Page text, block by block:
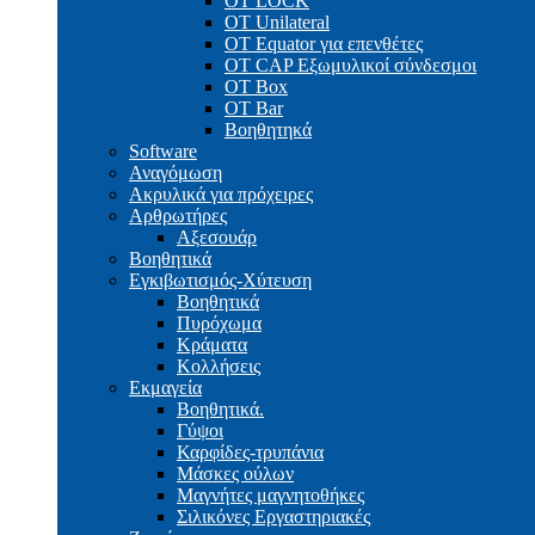
OT Unilateral
OT Equator για επενθέτες
OT CAP Εξωμυλικοί σύνδεσμοι
OT Box
OT Bar
Bοηθητηκά
Software
Αναγόμωση
Ακρυλικά για πρόχειρες
Αρθρωτήρες
Αξεσουάρ
Βοηθητικά
Εγκιβωτισμός-Xύτευση
Βοηθητικά
Πυρόχωμα
Κράματα
Κολλήσεις
Εκμαγεία
Βοηθητικά.
Γύψοι
Καρφίδες-τρυπάνια
Μάσκες ούλων
Μαγνήτες μαγνητοθήκες
Σιλικόνες Εργαστηριακές